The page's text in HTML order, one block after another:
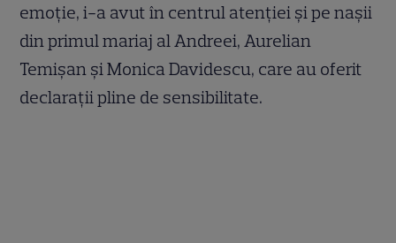
emoție, i-a avut în centrul atenției și pe nașii
din primul mariaj al Andreei, Aurelian
Temișan și Monica Davidescu, care au oferit
declarații pline de sensibilitate.